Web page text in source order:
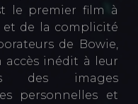
le premier film à
et de la complicité
de Bowie,
inédit à leur
des images
personnelles et